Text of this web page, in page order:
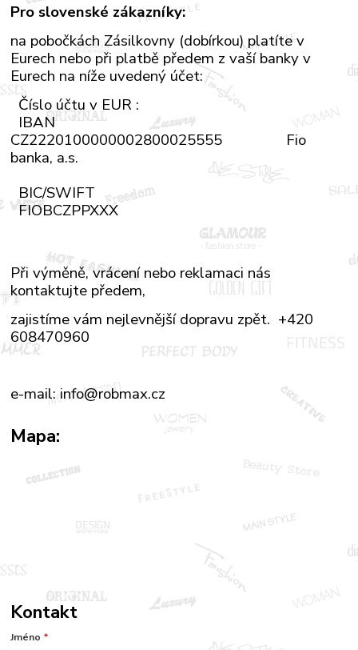
Pro slovenské zákazníky:
na pobočkách Zásilkovny (dobírkou) platíte v
Eurech nebo při platbě předem z vaší banky v
Eurech na níže uvedený účet:
Číslo účtu v EUR :
IBAN
CZ2220100000002800025555 Fio
banka, a.s.
BIC/SWIFT
FIOBCZPPXXX
Při výměně, vrácení nebo reklamaci nás
kontaktujte předem,
zajistíme vám nejlevnější dopravu zpět. +420
608470960
e-mail: info@robmax.cz
Mapa:
Kontakt
Jméno *